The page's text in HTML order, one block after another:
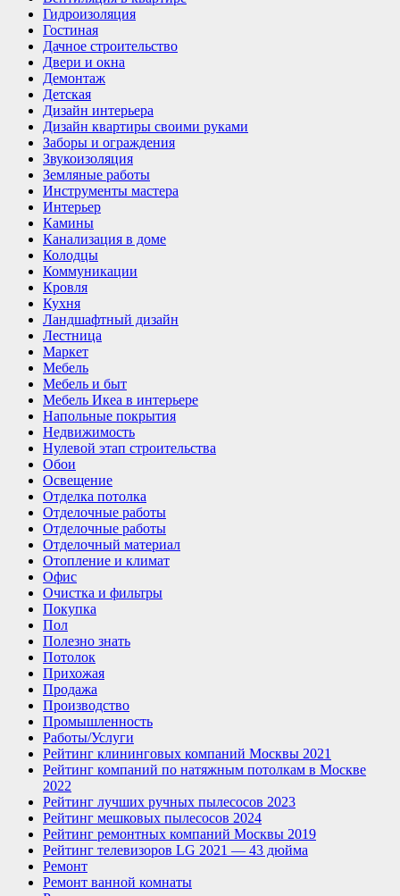
Гидроизоляция
Гостиная
Дачное строительство
Двери и окна
Демонтаж
Детская
Дизайн интерьера
Дизайн квартиры своими руками
Заборы и ограждения
Звукоизоляция
Земляные работы
Инструменты мастера
Интерьер
Камины
Канализация в доме
Колодцы
Коммуникации
Кровля
Кухня
Ландшафтный дизайн
Лестница
Маркет
Мебель
Мебель и быт
Мебель Икеа в интерьере
Напольные покрытия
Недвижимость
Нулевой этап строительства
Обои
Освещение
Отделка потолка
Отделочные работы
Отделочные работы
Отделочный материал
Отопление и климат
Офис
Очистка и фильтры
Покупка
Пол
Полезно знать
Потолок
Прихожая
Продажа
Производство
Промышленность
Работы/Услуги
Рейтинг клининговых компаний Москвы 2021
Рейтинг компаний по натяжным потолкам в Москве
2022
Рейтинг лучших ручных пылесосов 2023
Рейтинг мешковых пылесосов 2024
Рейтинг ремонтных компаний Москвы 2019
Рейтинг телевизоров LG 2021 — 43 дюйма
Ремонт
Ремонт ванной комнаты